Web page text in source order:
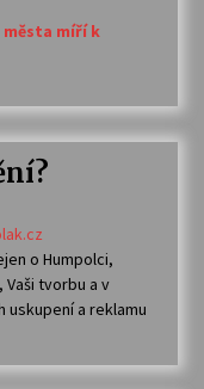
míří k
o Humpolci,
tvorbu a v
a reklamu